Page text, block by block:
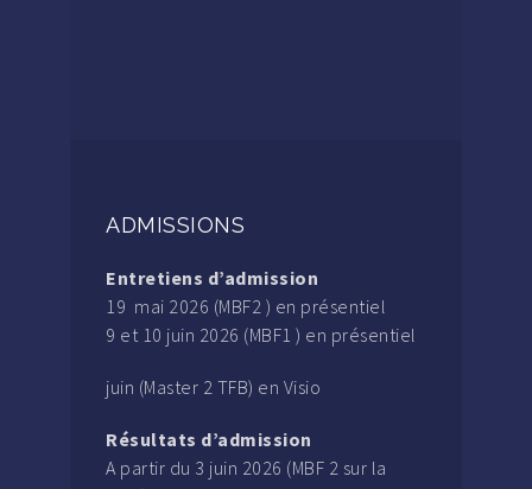
ADMISSIONS
Entretiens d’admission
19 mai 2026 (MBF2 ) en présentiel
9 et 10 juin 2026 (MBF1 ) en présentiel
juin (Master 2 TFB) en Visio
Résultats d’admission
A partir du 3 juin 2026 (MBF 2 sur la